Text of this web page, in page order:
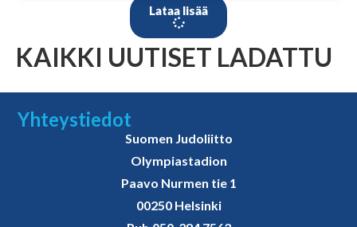
Lataa lisää
KAIKKI UUTISET LADATTU
Yhteystiedot
Suomen Judoliitto
Olympiastadion
Paavo Nurmen tie 1
00250 Helsinki